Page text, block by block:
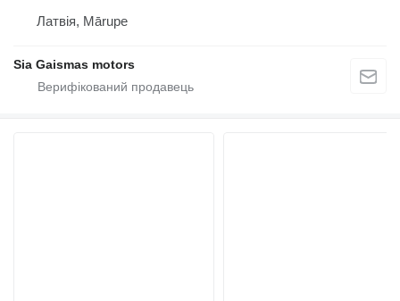
Латвія, Mārupe
Sia Gaismas motors